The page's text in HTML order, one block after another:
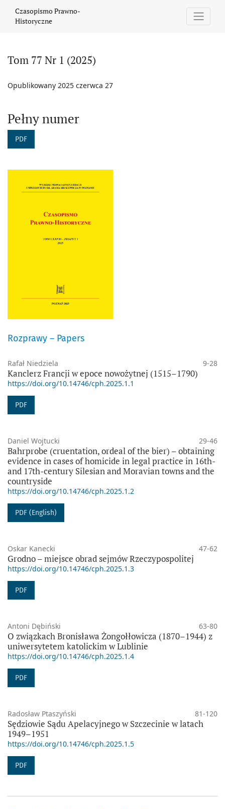
Czasopismo Prawno-
Historyczne
Tom 77 Nr 1 (2025)
Opublikowany 2025 czerwca 27
Pełny numer
PDF
Rozprawy – Papers
Rafał Niedziela 9-28
Kanclerz Francji w epoce nowożytnej (1515–1790)
https://doi.org/10.14746/cph.2025.1.1
PDF
Daniel Wojtucki 29-46
Bahrprobe (cruentation, ordeal of the bier) – obtaining
evidence in cases of homicide in legal practice in 16th-
and 17th-century Silesian and Moravian towns and the
countryside
https://doi.org/10.14746/cph.2025.1.2
PDF (English)
Oskar Kanecki 47-62
Grodno – miejsce obrad sejmów Rzeczypospolitej
https://doi.org/10.14746/cph.2025.1.3
PDF
Antoni Dębiński 63-80
O związkach Bronisława Żongołłowicza (1870–1944) z
uniwersytetem katolickim w Lublinie
https://doi.org/10.14746/cph.2025.1.4
PDF
Radosław Ptaszyński 81-120
Sędziowie Sądu Apelacyjnego w Szczecinie w latach
1949–1951
https://doi.org/10.14746/cph.2025.1.5
PDF